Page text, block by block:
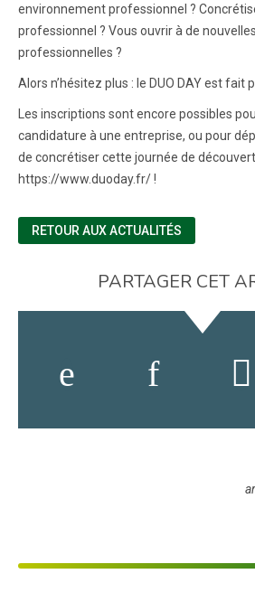
environnement professionnel ?
professionnel ? Vous ouvrir à de
professionnelles ?
Alors n’hésitez plus : le DUO DAY est fait
Les inscriptions sont encore possibles
candidature à une entreprise, ou pour
de concrétiser cette journée de
https://www.duoday.fr/ !
RETOUR AUX ACTUALITÉS
PARTAGER CET